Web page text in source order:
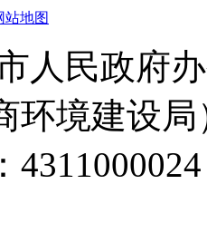
站地图
人民政府
环境建设局